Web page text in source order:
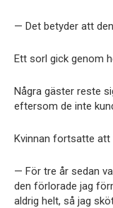
— Det betyder att
Ett sorl gick genom
Några gäster reste
eftersom de inte
Kvinnan fortsatte att
— För tre år sedan
den förlorade jag
aldrig helt, så jag